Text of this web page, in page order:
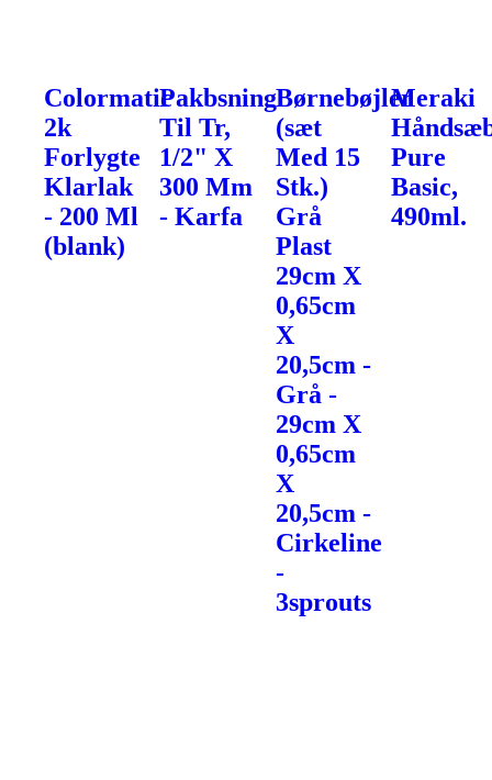
Colormatic
2k
Forlygte
Klarlak
- 200 Ml
(blank)
Pakbsning
Til Tr,
1/2" X
300 Mm
- Karfa
Børnebøjler
(sæt
Med 15
Stk.)
Grå
Plast
29cm X
0,65cm
X
20,5cm -
Grå -
29cm X
0,65cm
X
20,5cm -
Cirkeline
-
3sprouts
Meraki
Pure
Basic,
490ml.